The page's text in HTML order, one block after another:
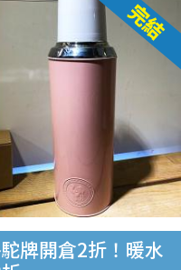
牌開倉2折！暖水